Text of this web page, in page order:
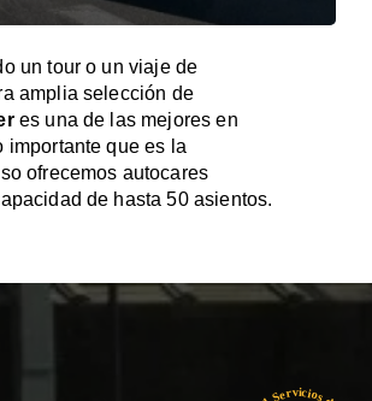
un tour o un viaje de
amplia selección de
es una de las mejores en
importante que es la
ofrecemos autocares
de hasta 50 asientos.